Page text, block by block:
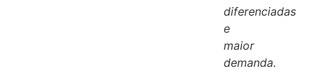
diferenciadas
e
maior
demanda.